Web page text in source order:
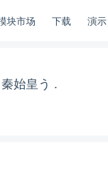
块市场 下载 演示
始皇う .